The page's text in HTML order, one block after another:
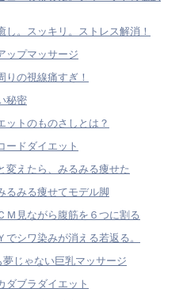
。スッキリ。ストレス解消！
ップマッサージ
りの視線痛すぎ！
秘密
ットのものさしとは？
ードダイエット
変えたら、みるみる痩せた
るみる痩せてモデル脚
Ｍ見ながら腹筋を６つに割る
シワ染みが消える若返る。
じゃない巨乳マッサージ
ダブラダイエット